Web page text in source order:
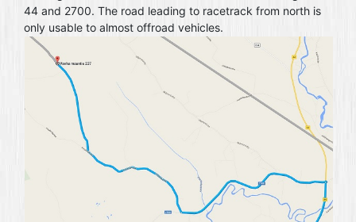
44 and 2700. The road leading to racetrack from north is
only usable to almost offroad vehicles.